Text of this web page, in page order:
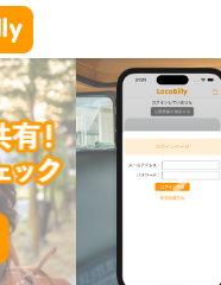
Next